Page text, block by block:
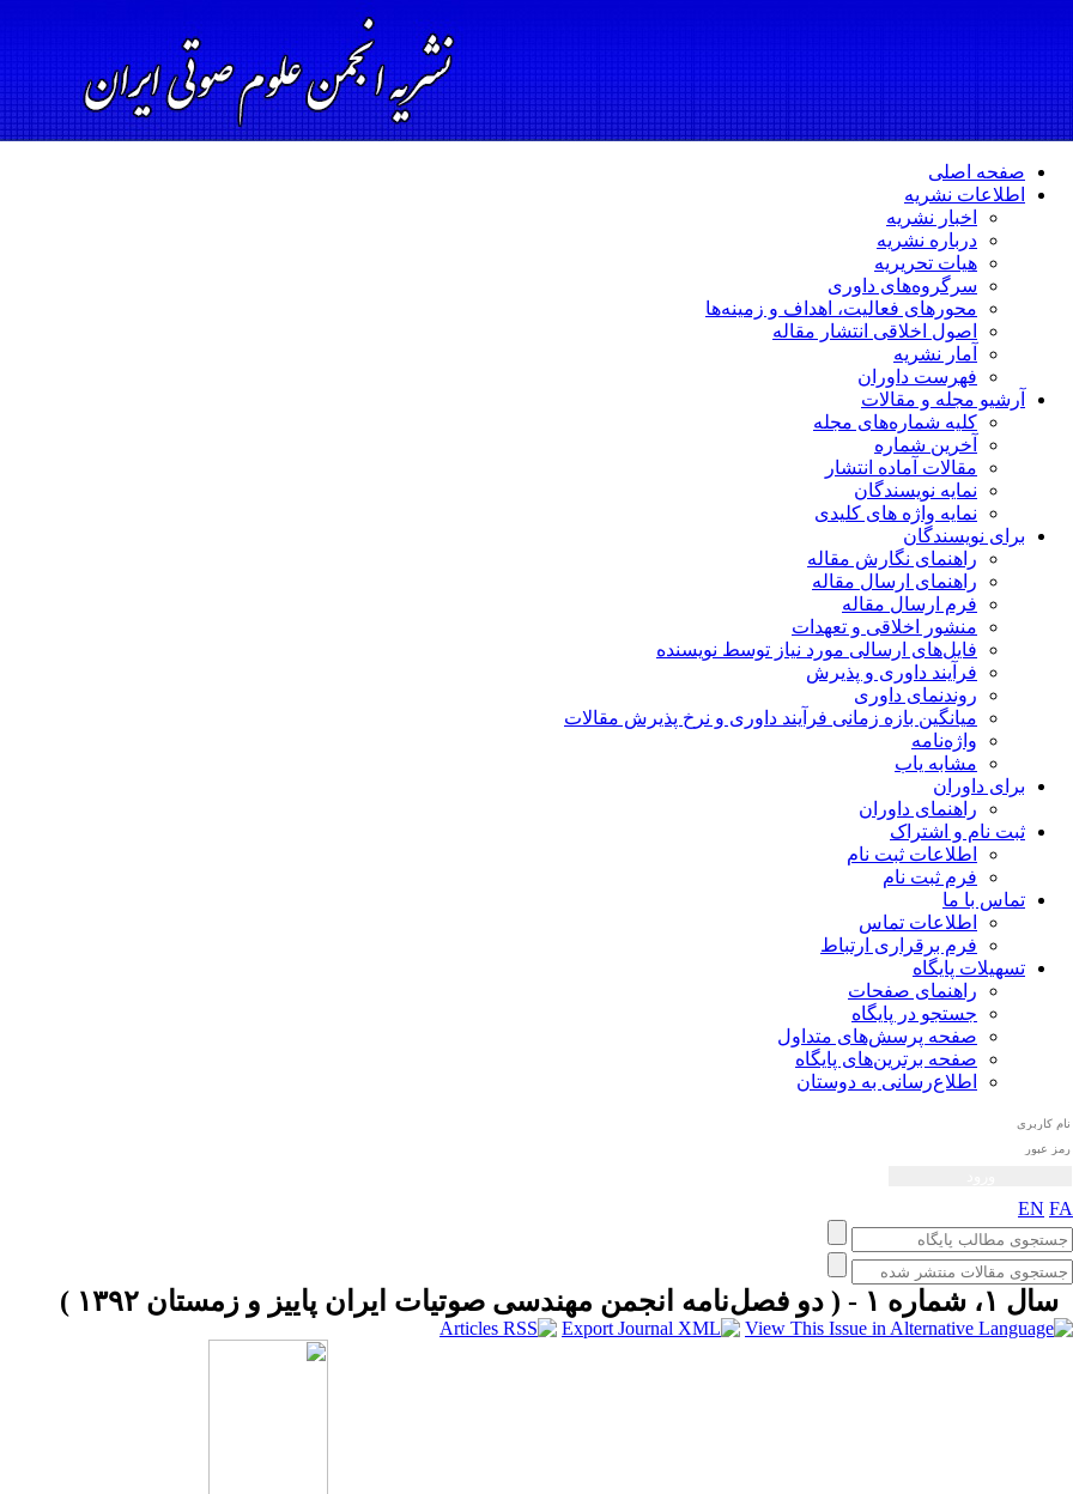
صفحه اصلی
اطلاعات نشریه
اخبار نشریه
درباره نشریه
هیات تحریریه
سرگروه‌های داوری
محورهای فعالیت، اهداف و زمینه‌ها
اصول اخلاقی انتشار مقاله
آمار نشریه
فهرست داوران
آرشیو مجله و مقالات
کلیه شماره‌های مجله
آخرین شماره
مقالات آماده انتشار
نمایه نویسندگان
نمایه واژه های کلیدی
برای نویسندگان
راهنمای نگارش مقاله
راهنمای ارسال مقاله
فرم ارسال مقاله
منشور اخلاقی و تعهدات
فایل‌های ارسالی مورد نیاز توسط نویسنده
فرآیند داوری و پذیرش
روندنمای داوری
میانگین بازه زمانی فرآیند داوری و نرخ پذیرش مقالات
واژه‌نامه
مشابه یاب
برای داوران
راهنمای داوران
ثبت نام و اشتراک
اطلاعات ثبت نام
فرم ثبت نام
تماس با ما
اطلاعات تماس
فرم برقراری ارتباط
تسهیلات پایگاه
راهنمای صفحات
جستجو در پایگاه
صفحه پرسش‌های متداول
صفحه برترین‌های پایگاه
اطلاع‌رسانی به دوستان
EN FA
سال ۱، شماره ۱ - ( دو فصل‌نامه انجمن مهندسی صوتیات ايران پاییز و زمستان ۱۳۹۲ )